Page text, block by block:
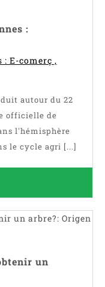
:
: E-comerç ,
autour du 22
officielle de
l'hémisphère
le cycle agri [...]
un